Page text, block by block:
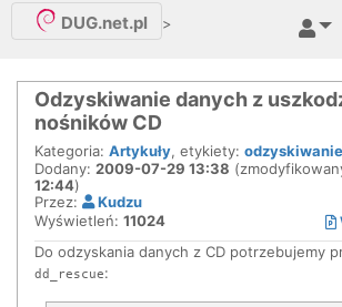
DUG.net.pl >
Odzyskiwanie danych z
nośników CD
Kategoria: Artykuły, etykiety:
Dodany: 2009-07-29 13:38
12:44)
Przez:
Kudzu
Wyświetleń: 11024
Do odzyskania danych z CD potrzebujemy
dd_rescue: